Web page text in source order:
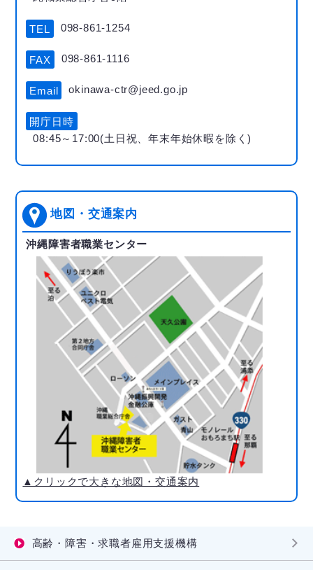
TEL 098-861-1254
FAX 098-861-1116
Email okinawa-ctr@jeed.go.jp
開庁日時
08:45～17:00(土日祝、年末年始休暇を除く)
地図・交通案内
沖縄障害者職業センター
▲クリックで大きな地図・交通案内
高齢・障害・求職者雇用支援機構